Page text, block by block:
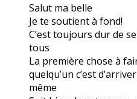
Salut ma belle
Je te soutient à fond!
C’est toujours dur de
tous
La première chose à
quelqu’un c’est
même